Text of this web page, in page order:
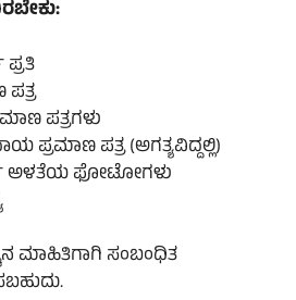
ಪತ್ರಗಳು
ಪ್ರಮಾಣ ಪತ್ರ (ಅಗತ್ಯವಿದ್ದಲ್ಲಿ)
ಫೋಟೋಗಳು
ಮಾಹಿತಿಗಾಗಿ ಸಂಬಂಧಿತ